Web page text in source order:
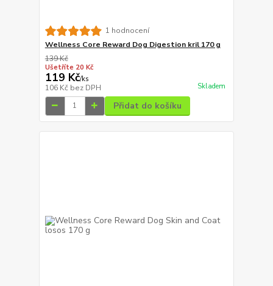
1 hodnocení
Wellness Core Reward Dog Digestion kril 170 g
139 Kč
Ušetříte 20 Kč
119 Kč/ks
106 Kč bez DPH Skladem
Přidat do košíku